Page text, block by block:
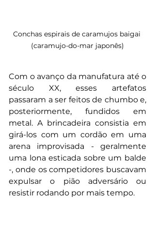
Conchas espirais de caramujos baigai
(caramujo-do-mar japonês)
Com o avanço da manufatura até o
século XX, esses artefatos
passaram a ser feitos de chumbo e,
posteriormente, fundidos em
metal. A brincadeira consistia em
girá-los com um cordão em uma
arena improvisada - geralmente
uma lona esticada sobre um balde
-, onde os competidores buscavam
expulsar o pião adversário ou
resistir rodando por mais tempo.